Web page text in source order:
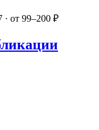
от 99–200 ₽